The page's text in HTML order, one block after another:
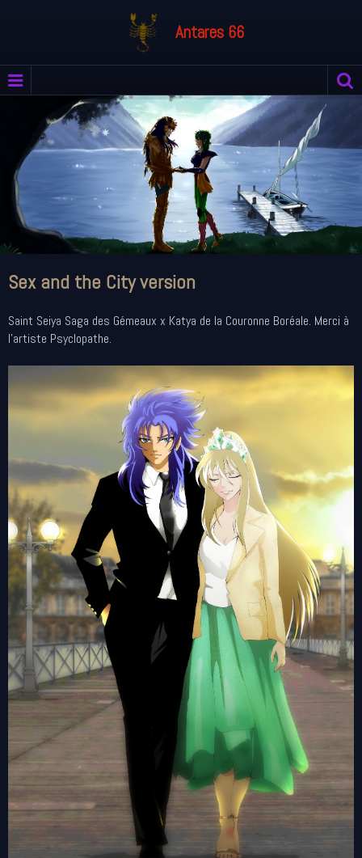
Antares 66
Sex and the City version
Saint Seiya Saga des Gémeaux x Katya de la Couronne Boréale. Merci à
l'artiste Psyclopathe.